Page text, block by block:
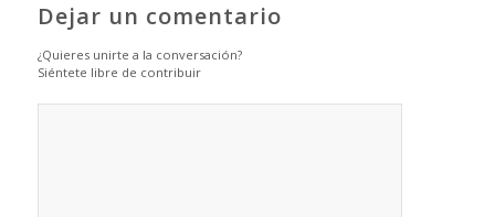
Dejar un comentario
¿Quieres unirte a la conversación?
Siéntete libre de contribuir